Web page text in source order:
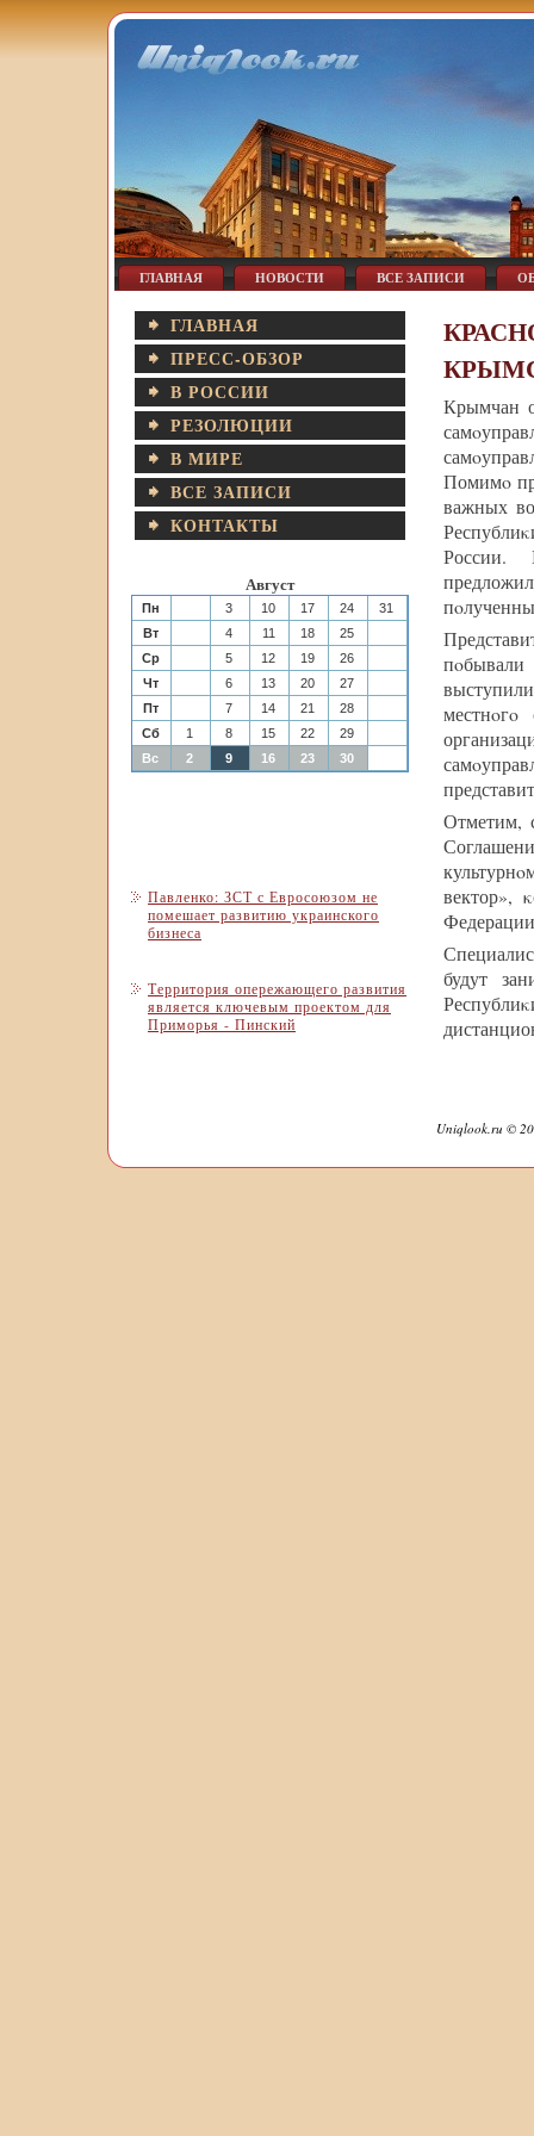
ГЛАВНАЯ НОВОСТИ ВСЕ ЗАПИСИ
ГЛАВНАЯ
ПРЕСС-ОБЗОР
В РОССИИ
РЕЗОЛЮЦИИ
В МИРЕ
ВСЕ ЗАПИСИ
КОНТАКТЫ
Август
Пн 3 10 17 24
31
Вт
4 11 18
25
Ср
5 12 19
26
Чт
6 13 20
27
Пт
7 14 21
28
Сб
1 8 15 22
29
Вс
2 9 16 23 30
Павленко: ЗСТ с Евросоюзом не
помешает развитию украинского
бизнеса
Территория опережающего развития
является ключевым проектом для
Приморья - Пинский
Крымчан
Помимο
важных
России.
Отметим,
вектор»,
будут
Uniqlook.ru ©